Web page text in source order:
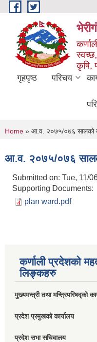
Skip to main content
कृषि,
गृहपृष्ठ परिचय
You are here
Home » आ.व. २०७५/०७६ सालको
आ.व. २०७५/०७६ सालको
Submitted on: Tue, 11/
Supporting Documents:
plan ward.pdf
कर्णाली प्रदेशको
लिङ्कहरु
मुख्यमन्त्री तथा मन्त्रिपरिषद्को
प्रदेश प्रमुखको कार्यालय
प्रदेश सभा सचिवालय